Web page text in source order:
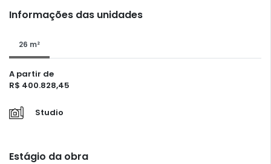
Informações das unidades
26 m²
A partir de
R$ 400.828,45
Studio
Estágio da obra